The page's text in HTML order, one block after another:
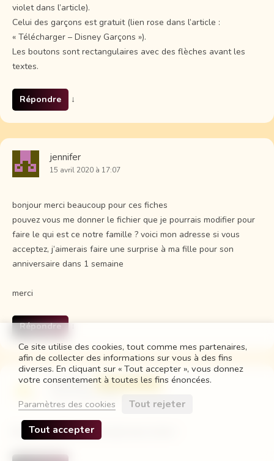
violet dans l’article).
Celui des garçons est gratuit (lien rose dans l’article :
« Télécharger – Disney Garçons »).
Les boutons sont rectangulaires avec des flèches avant les
textes.
Répondre ↓
jennifer
15 avril 2020 à 17:07
bonjour merci beaucoup pour ces fiches
pouvez vous me donner le fichier que je pourrais modifier pour
faire le qui est ce notre famille ? voici mon adresse si vous
acceptez, j’aimerais faire une surprise à ma fille pour son
anniversaire dans 1 semaine
merci
Répondre
Chouchou
Auteur de l’article
Bonjour Jennifer, mail envoyé avec le lien !
Ce site utilise des cookies, tout comme mes partenaires,
afin de collecter des informations sur vous à des fins
diverses. En cliquant sur « Tout accepter », vous donnez
votre consentement à toutes les fins énoncées.
Paramètres des cookies
Tout rejeter
Tout accepter